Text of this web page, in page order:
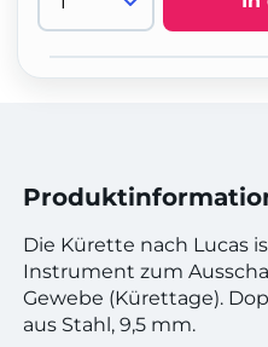
Die Kürette nach Lucas
Instrument zum
Gewebe (Kürettage).
aus Stahl, 9,5 mm.